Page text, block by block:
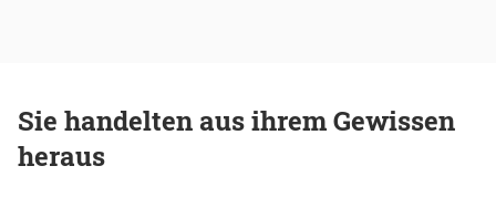
Sie handelten aus ihrem Gewissen
heraus